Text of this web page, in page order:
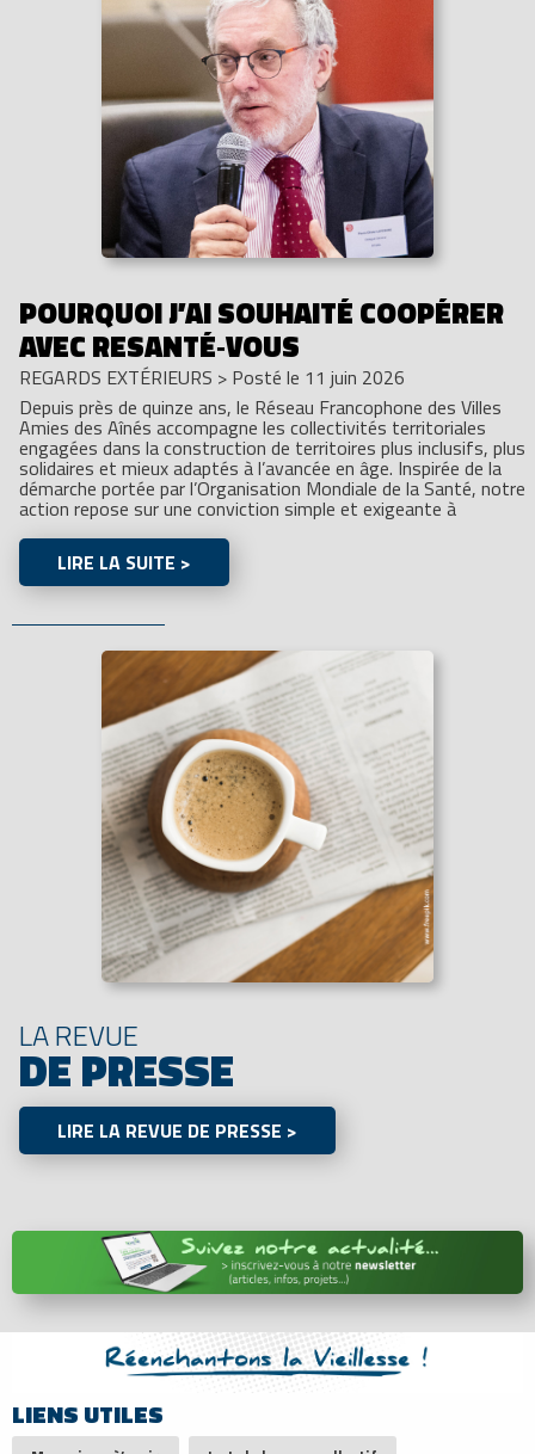
POURQUOI J’AI SOUHAITÉ COOPÉRER
AVEC RESANTÉ‑VOUS
REGARDS EXTÉRIEURS > Posté le 11 juin 2026
Depuis près de quinze ans, le Réseau Francophone des Villes
Amies des Aînés accompagne les collectivités territoriales
engagées dans la construction de territoires plus inclusifs, plus
solidaires et mieux adaptés à l’avancée en âge. Inspirée de la
démarche portée par l’Organisation Mondiale de la Santé, notre
action repose sur une conviction simple et exigeante à
LIRE LA SUITE >
LA REVUE
DE PRESSE
LIRE LA REVUE DE PRESSE >
LIENS UTILES